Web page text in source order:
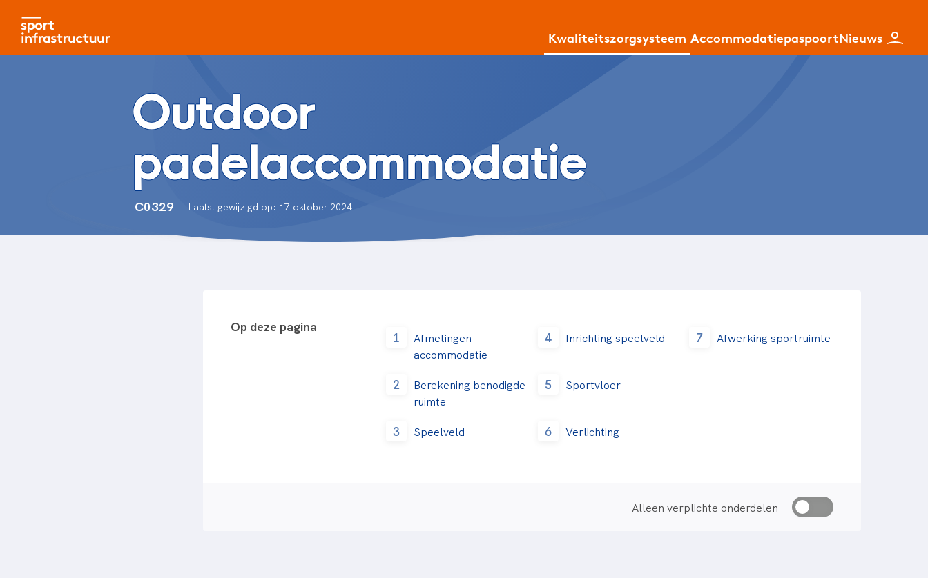
Kwaliteitszorgsysteem AccommodatiepaspoortNieuws
Outdoor
padelaccommodatie
C0329 Laatst gewijzigd op: 17 oktober 2024
Op deze pagina
1
Afmetingen
accommodatie
2
Berekening benodigde
ruimte
3 Speelveld
4 Inrichting speelveld
5 Sportvloer
6 Verlichting
7 Afwerking sportruimte
Alleen verplichte onderdelen